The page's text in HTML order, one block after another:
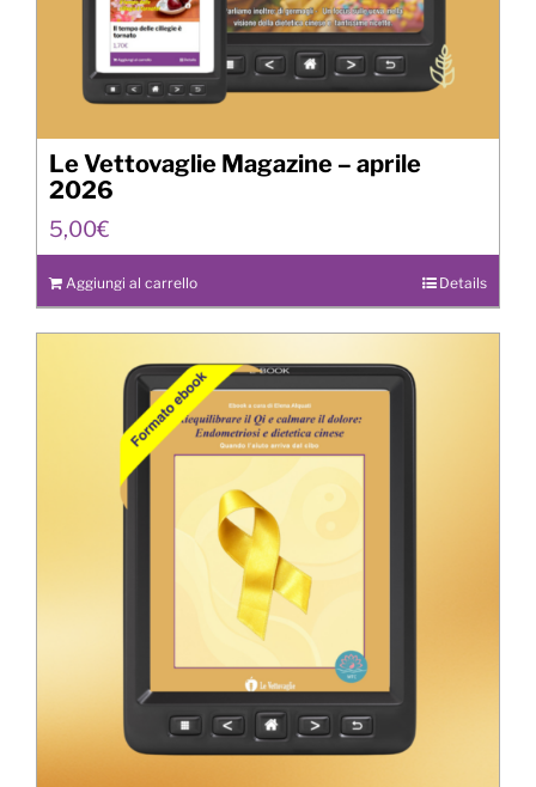
Le Vettovaglie Magazine – aprile
2026
5,00€
Aggiungi al carrello Details